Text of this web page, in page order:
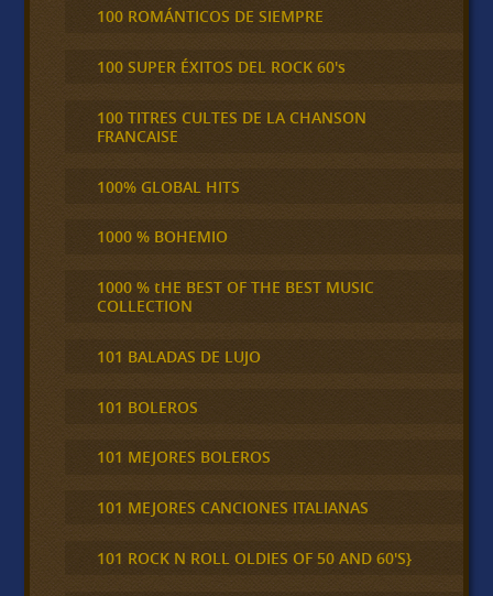
100 ROMÁNTICOS DE SIEMPRE
100 SUPER ÉXITOS DEL ROCK 60's
100 TITRES CULTES DE LA CHANSON
FRANCAISE
100% GLOBAL HITS
1000 % BOHEMIO
1000 % tHE BEST OF THE BEST MUSIC
COLLECTION
101 BALADAS DE LUJO
101 BOLEROS
101 MEJORES BOLEROS
101 MEJORES CANCIONES ITALIANAS
101 ROCK N ROLL OLDIES OF 50 AND 60'S}